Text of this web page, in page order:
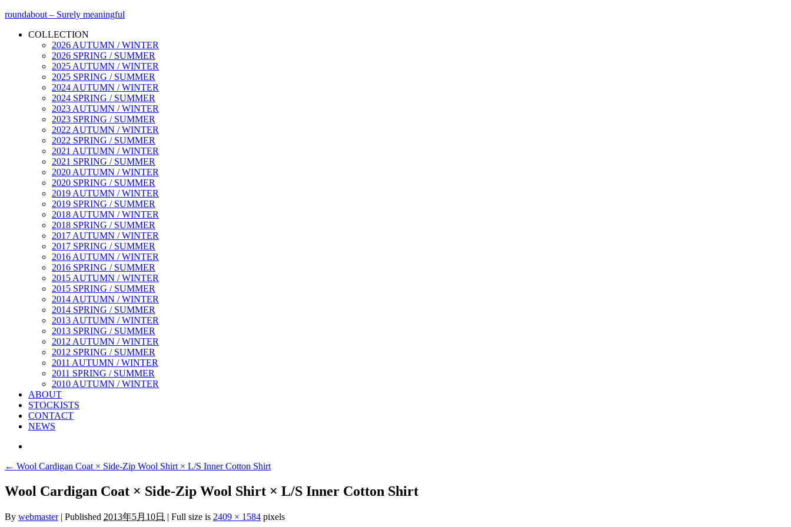
roundabout – Surely meaningful
COLLECTION
2026 AUTUMN / WINTER
2026 SPRING / SUMMER
2025 AUTUMN / WINTER
2025 SPRING / SUMMER
2024 AUTUMN / WINTER
2024 SPRING / SUMMER
2023 AUTUMN / WINTER
2023 SPRING / SUMMER
2022 AUTUMN / WINTER
2022 SPRING / SUMMER
2021 AUTUMN / WINTER
2021 SPRING / SUMMER
2020 AUTUMN / WINTER
2020 SPRING / SUMMER
2019 AUTUMN / WINTER
2019 SPRING / SUMMER
2018 AUTUMN / WINTER
2018 SPRING / SUMMER
2017 AUTUMN / WINTER
2017 SPRING / SUMMER
2016 AUTUMN / WINTER
2016 SPRING / SUMMER
2015 AUTUMN / WINTER
2015 SPRING / SUMMER
2014 AUTUMN / WINTER
2014 SPRING / SUMMER
2013 AUTUMN / WINTER
2013 SPRING / SUMMER
2012 AUTUMN / WINTER
2012 SPRING / SUMMER
2011 AUTUMN / WINTER
2011 SPRING / SUMMER
2010 AUTUMN / WINTER
ABOUT
STOCKISTS
CONTACT
NEWS
← Wool Cardigan Coat × Side-Zip Wool Shirt × L/S Inner Cotton Shirt
Wool Cardigan Coat × Side-Zip Wool Shirt × L/S Inner Cotton Shirt
By webmaster | Published 2013年5月10日 | Full size is 2409 × 1584 pixels